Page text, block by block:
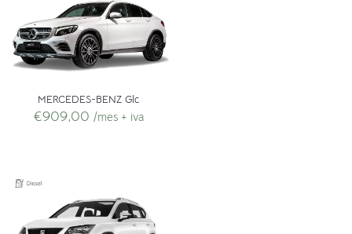
MERCEDES-BENZ Glc
€909,00 /mes + iva